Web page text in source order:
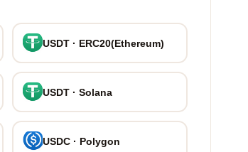
USDT · ERC20(Ethereum)
USDT · Solana
USDC · Polygon